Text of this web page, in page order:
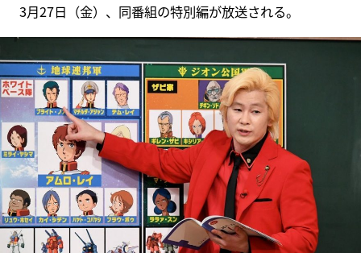
3月27日（金）、同番組の特別編が放送される。